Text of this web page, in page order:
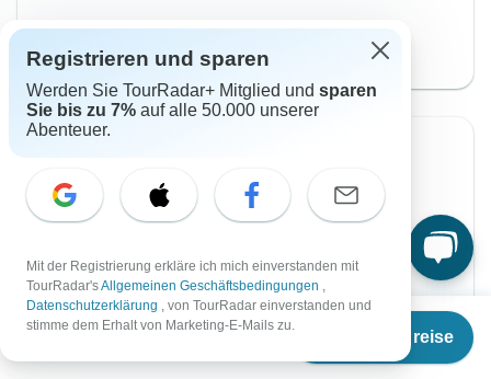
Termine & Preise
Reise ansehen
10 Okt, 2026 18 Okt, 2026
Fast ausgebucht
Garantierte Durchführung
per person
Registrieren und sparen
Werden Sie TourRadar+ Mitglied und sparen
Sie bis zu 7% auf alle 50.000 unserer
Abenteuer.
Mit der Registrierung erkläre ich mich einverstanden mit
TourRadar'sAllgemeinen Geschäftsbedingungen ,
Datenschutzerklärung , von TourRadar einverstanden und
stimme dem Erhalt von Marketing-E-Mails zu.